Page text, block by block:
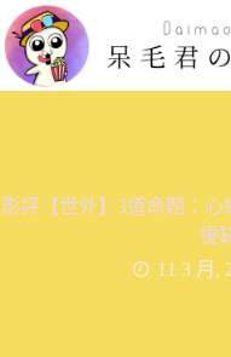
跳
至
主
影評【世外】3道命題：
優
11 3 月,